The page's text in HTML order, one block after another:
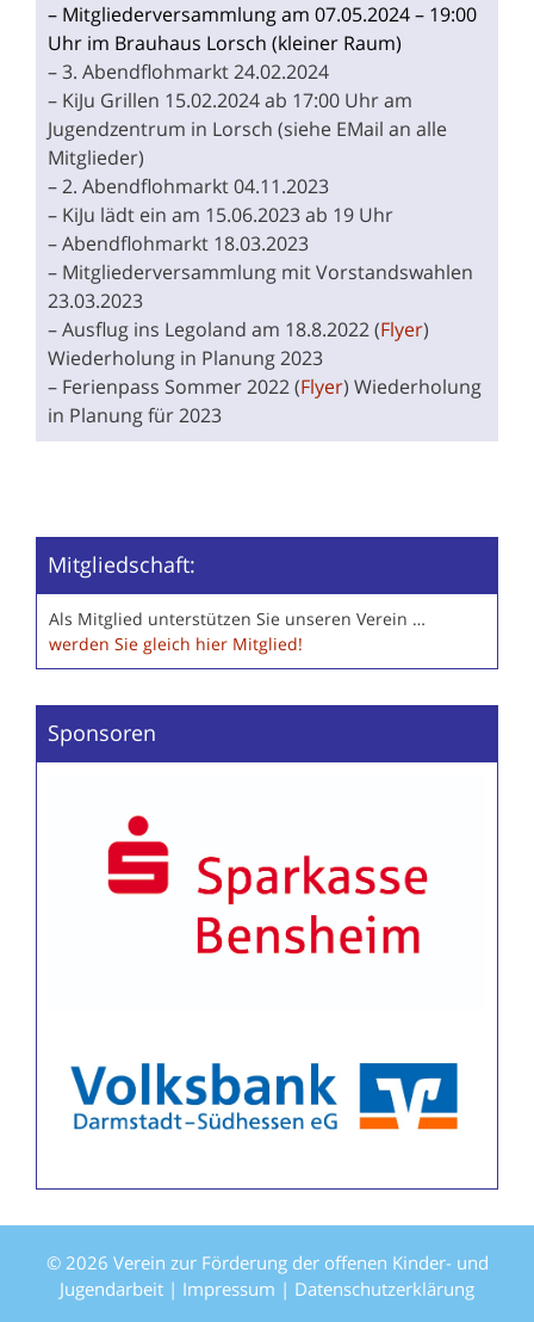
– Mitgliederversammlung am 07.05.2024 – 19:00
Uhr im Brauhaus Lorsch (kleiner Raum)
– 3. Abendflohmarkt 24.02.2024
– KiJu Grillen 15.02.2024 ab 17:00 Uhr am
Jugendzentrum in Lorsch (siehe EMail an alle
Mitglieder)
– 2. Abendflohmarkt 04.11.2023
– KiJu lädt ein am 15.06.2023 ab 19 Uhr
– Abendflohmarkt 18.03.2023
– Mitgliederversammlung mit Vorstandswahlen
23.03.2023
– Ausflug ins Legoland am 18.8.2022 (Flyer)
Wiederholung in Planung 2023
– Ferienpass Sommer 2022 (Flyer) Wiederholung
in Planung für 2023
Mitgliedschaft:
Als Mitglied unterstützen Sie unseren Verein …
werden Sie gleich hier Mitglied!
Sponsoren
© 2026 Verein zur Förderung der offenen Kinder- und
Jugendarbeit | Impressum | Datenschutzerklärung